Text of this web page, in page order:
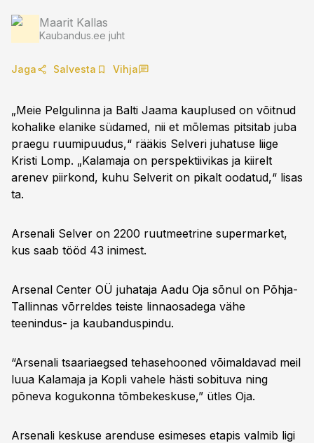
Maarit Kallas
Kaubandus.ee juht
Jaga Salvesta Vihja
„Meie Pelgulinna ja Balti Jaama kauplused on võitnud
kohalike elanike südamed, nii et mõlemas pitsitab juba
praegu ruumipuudus,“ rääkis Selveri juhatuse liige
Kristi Lomp. „Kalamaja on perspektiivikas ja kiirelt
arenev piirkond, kuhu Selverit on pikalt oodatud,“ lisas
ta.
Arsenali Selver on 2200 ruutmeetrine supermarket,
kus saab tööd 43 inimest.
Arsenal Center OÜ juhataja Aadu Oja sõnul on Põhja-
Tallinnas võrreldes teiste linnaosadega vähe
teenindus- ja kaubanduspindu.
“Arsenali tsaariaegsed tehasehooned võimaldavad meil
luua Kalamaja ja Kopli vahele hästi sobituva ning
põneva kogukonna tõmbekeskuse,” ütles Oja.
Arsenali keskuse arenduse esimeses etapis valmib ligi